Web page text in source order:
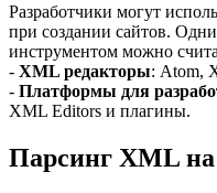
Разработчики могут
при создании сайтов.
инструментом можно
- XML редакторы: Atom,
- Платформы для
XML Editors и плагины.
Парсинг XML на